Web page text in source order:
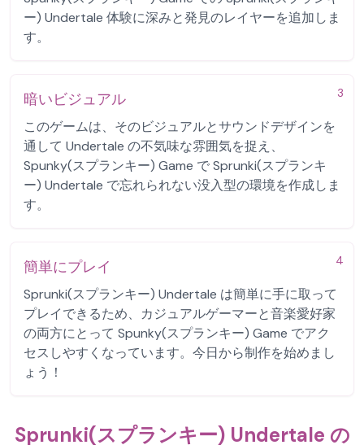
ー) Undertale 体験に深みと発見のレイヤーを追加しま
す。
3
暗いビジュアル
このゲームは、そのビジュアルとサウンドデザインを
通して Undertale の不気味な雰囲気を捉え、
Spunky(スプランキー) Game で Sprunki(スプランキ
ー) Undertale で忘れられない没入型の環境を作成しま
す。
4
簡単にプレイ
Sprunki(スプランキー) Undertale は簡単に手に取って
プレイできるため、カジュアルゲーマーと音楽愛好家
の両方にとって Spunky(スプランキー) Game でアク
セスしやすくなっています。今日から制作を始めまし
ょう！
Sprunki(スプランキー) Undertale の